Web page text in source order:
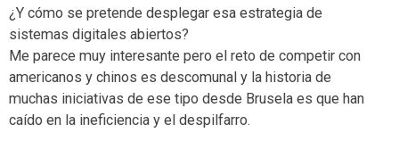
¿Y cómo se pretende desplegar esa estrategia de
sistemas digitales abiertos?
Me parece muy interesante pero el reto de competir con
americanos y chinos es descomunal y la historia de
muchas iniciativas de ese tipo desde Brusela es que han
caído en la ineficiencia y el despilfarro.